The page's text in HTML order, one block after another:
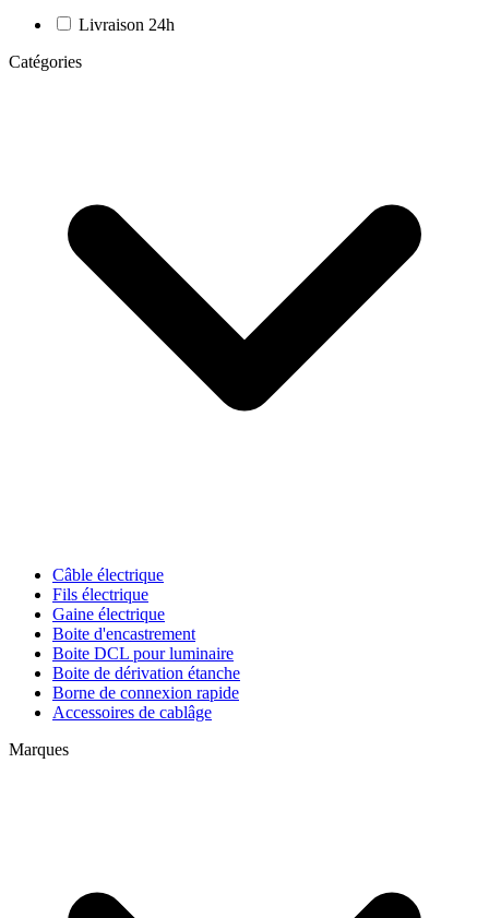
Livraison 24h
Catégories
Câble électrique
Fils électrique
Gaine électrique
Boite d'encastrement
Boite DCL pour luminaire
Boite de dérivation étanche
Borne de connexion rapide
Accessoires de cablâge
Marques